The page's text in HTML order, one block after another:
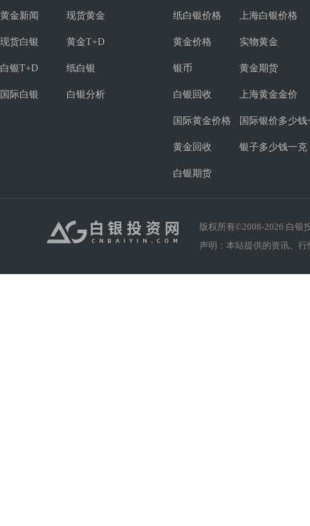
黄金新闻 现货黄金
现货白银 黄金T+D
白银T+D 纸白银
国际白银 白银分析
纸白银价格 上海白银价格
黄金价格 实物黄金
银币 黄金期货
白银回收 上海黄金金价
国际黄金价格 国际银价多少钱
黄金回收 银子多少钱一克
白银期货
版权所有©2008-2026 白银
声明：本站提供的资讯、